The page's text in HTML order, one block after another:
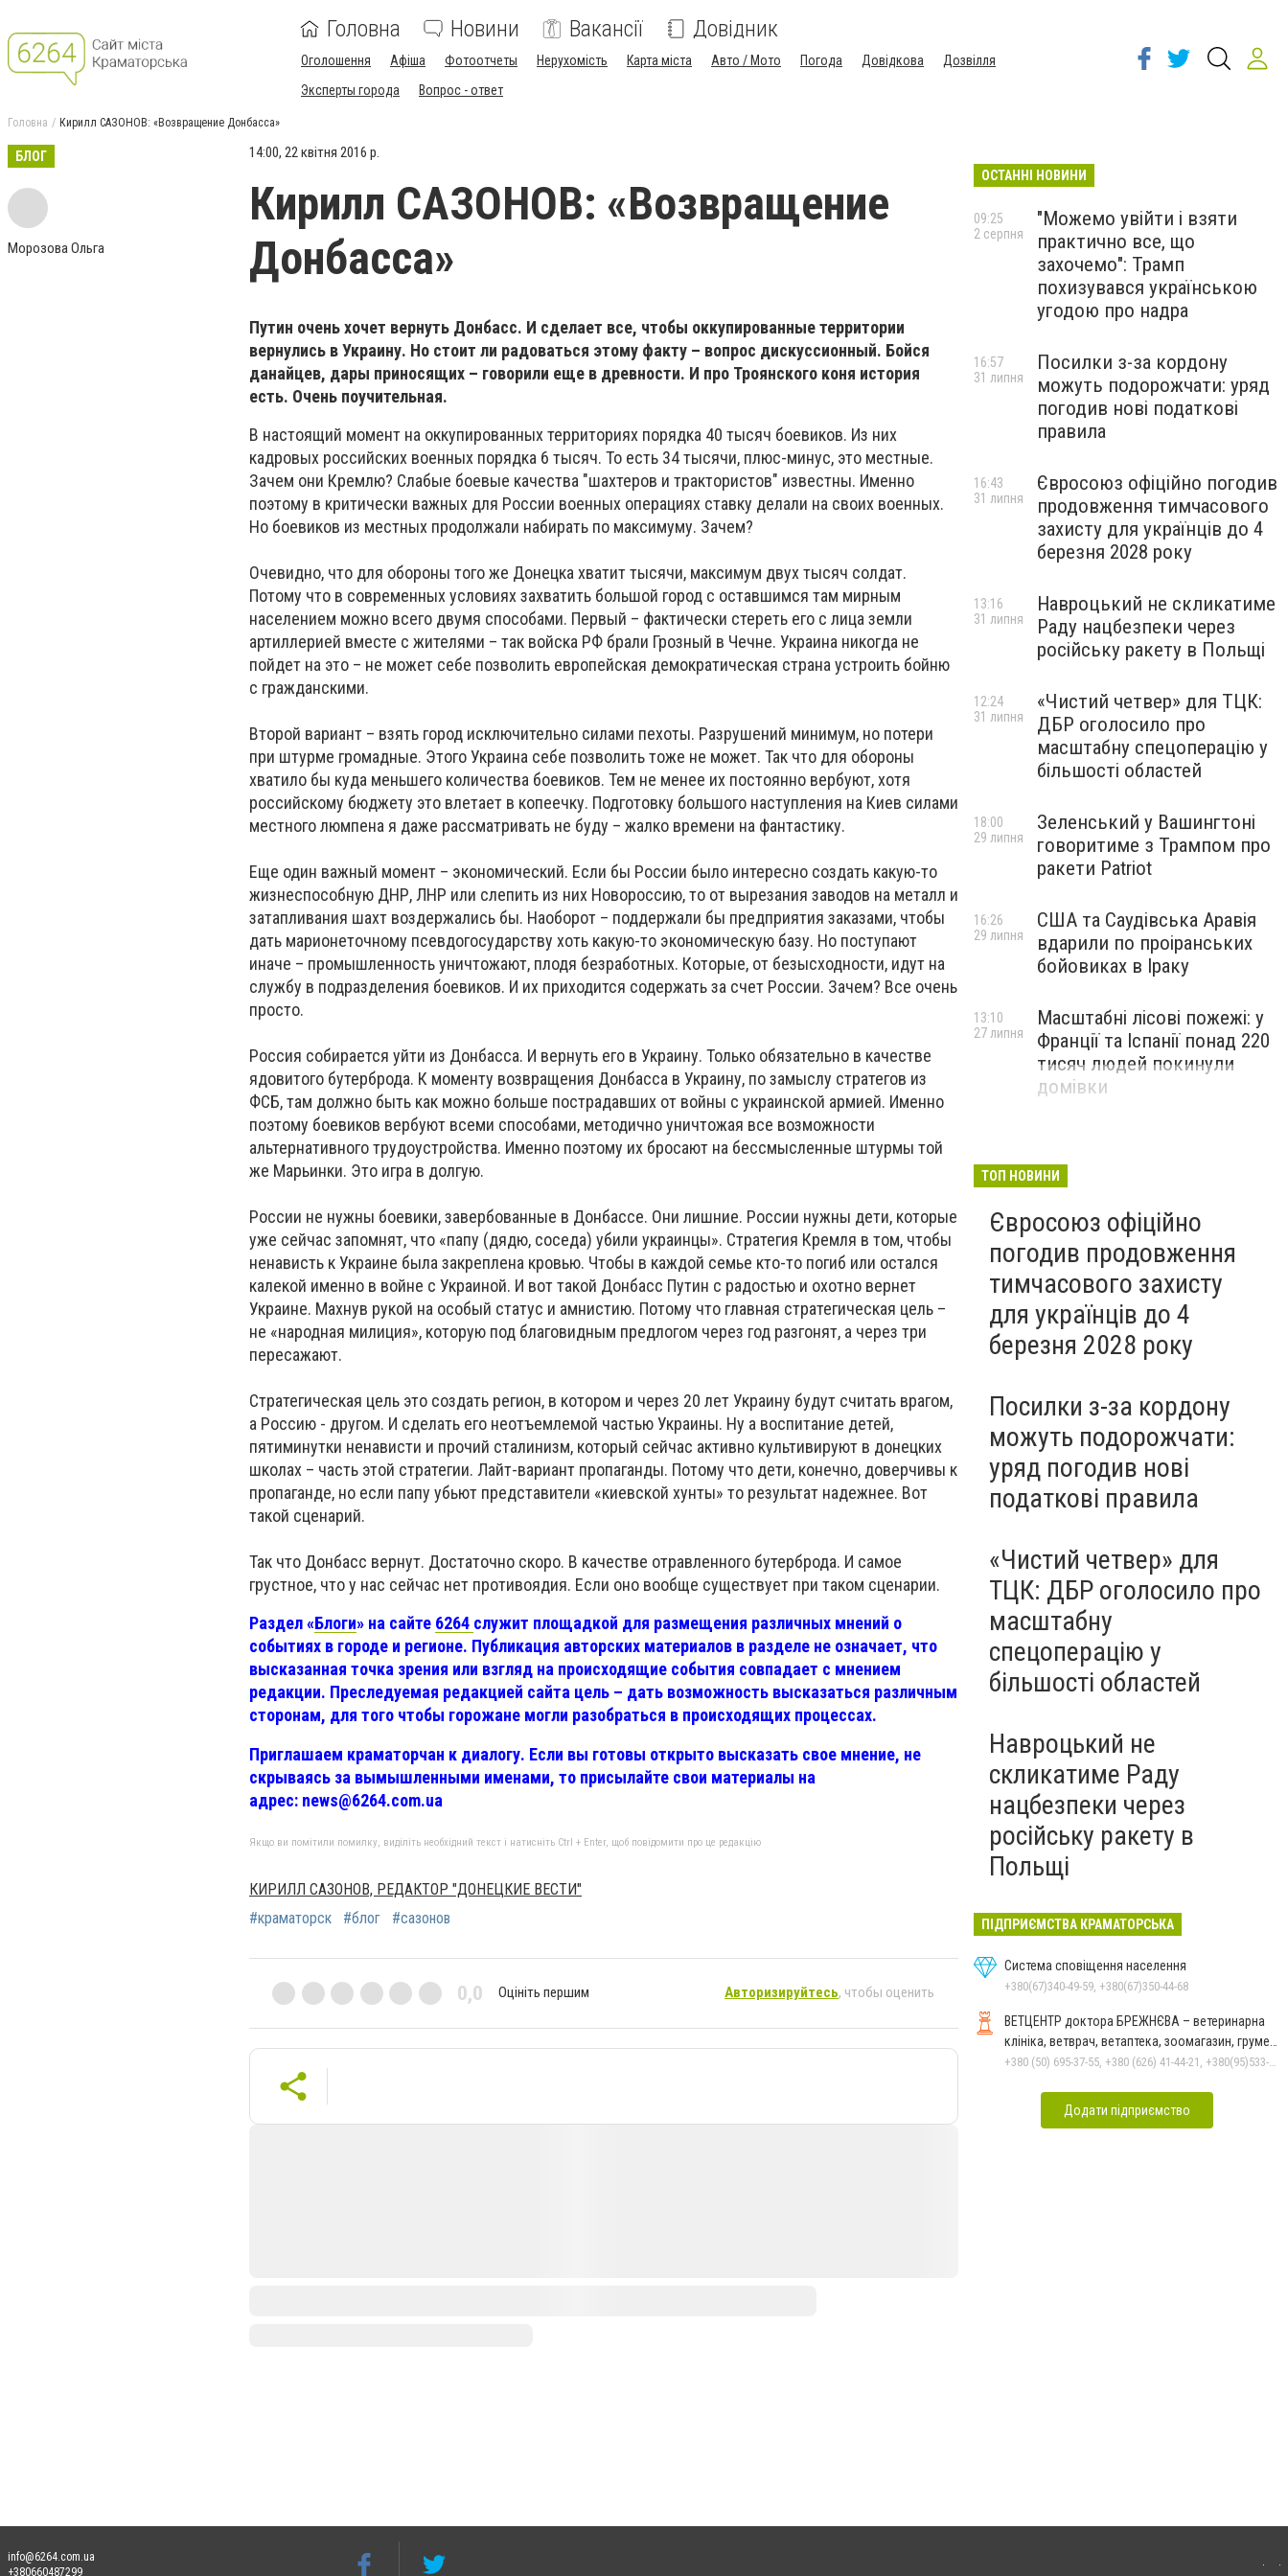
Головна Новини Вакансії Довідник
Оголошення Афіша Фотоотчеты Нерухомість Карта міста Авто / Мото Погода Довідкова
Дозвілля
Эксперты города
Вопрос - ответ
Головна Кирилл САЗОНОВ: «Возвращение Донбасса»
БЛОГ
Морозова Ольга
14:00, 22 квітня 2016 р.
Кирилл САЗОНОВ: «Возвращение
Донбасса»
Путин очень хочет вернуть Донбасс. И сделает все, чтобы оккупированные территории
вернулись в Украину. Но стоит ли радоваться этому факту – вопрос дискуссионный. Бойся
данайцев, дары приносящих – говорили еще в древности. И про Троянского коня история
есть. Очень поучительная.
В настоящий момент на оккупированных территориях порядка 40 тысяч боевиков. Из них
кадровых российских военных порядка 6 тысяч. То есть 34 тысячи, плюс-минус, это местные.
Зачем они Кремлю? Слабые боевые качества "шахтеров и трактористов" известны. Именно
поэтому в критически важных для России военных операциях ставку делали на своих военных.
Но боевиков из местных продолжали набирать по максимуму. Зачем?
Очевидно, что для обороны того же Донецка хватит тысячи, максимум двух тысяч солдат.
Потому что в современных условиях захватить большой город с оставшимся там мирным
населением можно всего двумя способами. Первый – фактически стереть его с лица земли
артиллерией вместе с жителями – так войска РФ брали Грозный в Чечне. Украина никогда не
пойдет на это – не может себе позволить европейская демократическая страна устроить бойню
с гражданскими.
Второй вариант – взять город исключительно силами пехоты. Разрушений минимум, но потери
при штурме громадные. Этого Украина себе позволить тоже не может. Так что для обороны
хватило бы куда меньшего количества боевиков. Тем не менее их постоянно вербуют, хотя
российскому бюджету это влетает в копеечку. Подготовку большого наступления на Киев силами
местного люмпена я даже рассматривать не буду – жалко времени на фантастику.
Еще один важный момент – экономический. Если бы России было интересно создать какую-то
жизнеспособную ДНР, ЛНР или слепить из них Новороссию, то от вырезания заводов на металл и
затапливания шахт воздержались бы. Наоборот – поддержали бы предприятия заказами, чтобы
дать марионеточному псевдогосударству хоть какую-то экономическую базу. Но поступают
иначе – промышленность уничтожают, плодя безработных. Которые, от безысходности, идут на
службу в подразделения боевиков. И их приходится содержать за счет России. Зачем? Все очень
просто.
Россия собирается уйти из Донбасса. И вернуть его в Украину. Только обязательно в качестве
ядовитого бутерброда. К моменту возвращения Донбасса в Украину, по замыслу стратегов из
ФСБ, там должно быть как можно больше пострадавших от войны с украинской армией. Именно
поэтому боевиков вербуют всеми способами, методично уничтожая все возможности
альтернативного трудоустройства. Именно поэтому их бросают на бессмысленные штурмы той
же Марьинки. Это игра в долгую.
России не нужны боевики, завербованные в Донбассе. Они лишние. России нужны дети, которые
уже сейчас запомнят, что «папу (дядю, соседа) убили украинцы». Стратегия Кремля в том, чтобы
ненависть к Украине была закреплена кровью. Чтобы в каждой семье кто-то погиб или остался
калекой именно в войне с Украиной. И вот такой Донбасс Путин с радостью и охотно вернет
Украине. Махнув рукой на особый статус и амнистию. Потому что главная стратегическая цель –
не «народная милиция», которую под благовидным предлогом через год разгонят, а через три
пересажают.
Стратегическая цель это создать регион, в котором и через 20 лет Украину будут считать врагом,
а Россию - другом. И сделать его неотъемлемой частью Украины. Ну а воспитание детей,
пятиминутки ненависти и прочий сталинизм, который сейчас активно культивируют в донецких
школах – часть этой стратегии. Лайт-вариант пропаганды. Потому что дети, конечно, доверчивы к
пропаганде, но если папу убьют представители «киевской хунты» то результат надежнее. Вот
такой сценарий.
Так что Донбасс вернут. Достаточно скоро. В качестве отравленного бутерброда. И самое
грустное, что у нас сейчас нет противоядия. Если оно вообще существует при таком сценарии.
Раздел «Блоги» на сайте 6264 служит площадкой для размещения различных мнений о
событиях в городе и регионе. Публикация авторских материалов в разделе не означает, что
высказанная точка зрения или взгляд на происходящие события совпадает с мнением
редакции. Преследуемая редакцией сайта цель – дать возможность высказаться различным
сторонам, для того чтобы горожане могли разобраться в происходящих процессах.
Приглашаем краматорчан к диалогу. Если вы готовы открыто высказать свое мнение, не
скрываясь за вымышленными именами, то присылайте свои материалы на
адрес: news@6264.com.ua
Якщо ви помітили помилку, виділіть необхідний текст і натисніть Ctrl + Enter, щоб повідомити про це редакцію
КИРИЛЛ САЗОНОВ, РЕДАКТОР "ДОНЕЦКИЕ ВЕСТИ"
#краматорск
#блог #сазонов
0,0 Оцініть першим Авторизируйтесь, чтобы оценить
ОСТАННІ НОВИНИ
"Можемо увійти і взяти
практично все, що
захочемо": Трамп
похизувався українською
угодою про надра
09:25
2 серпня
Посилки з-за кордону
можуть подорожчати: уряд
погодив нові податкові
правила
16:57
31 липня
Євросоюз офіційно погодив
продовження тимчасового
захисту для українців до 4
березня 2028 року
16:43
31 липня
Навроцький не скликатиме
Раду нацбезпеки через
російську ракету в Польщі
13:16
31 липня
«Чистий четвер» для ТЦК:
ДБР оголосило про
масштабну спецоперацію у
більшості областей
12:24
31 липня
Зеленський у Вашингтоні
говоритиме з Трампом про
ракети Patriot
18:00
29 липня
США та Саудівська Аравія
вдарили по проіранських
бойовиках в Іраку
16:26
29 липня
Масштабні лісові пожежі: у
Франції та Іспанії понад 220
тисяч людей покинули
домівки
13:10
27 липня
ТОП НОВИНИ
Євросоюз офіційно
погодив продовження
тимчасового захисту
для українців до 4
березня 2028 року
Посилки з-за кордону
можуть подорожчати:
уряд погодив нові
податкові правила
«Чистий четвер» для
ТЦК: ДБР оголосило про
масштабну
спецоперацію у
більшості областей
Навроцький не
скликатиме Раду
нацбезпеки через
російську ракету в
Польщі
ПІДПРИЄМСТВА КРАМАТОРСЬКА
Система сповіщення населення
+380(67)340-49-59, +380(67)350-44-68
ВЕТЦЕНТР доктора БРЕЖНЄВА – ветеринарна
клініка, ветврач, ветаптека, зоомагазин, грумер,
стрижки.
+380 (50) 695-37-55, +380 (626) 41-44-21, +380(95)533-90-03
Додати підприємство
info@6264.com.ua
+380660487299